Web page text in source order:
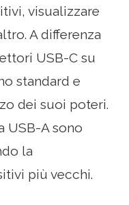
visualizzare
A differenza
USB-C su
standard e
dei suoi poteri.
USB-A sono
la
più vecchi.